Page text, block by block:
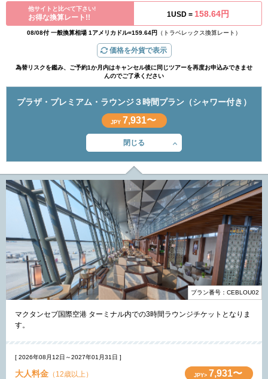
他サイトと比べて下さい!
お得な換算レート!! 1USD = 158.64円
08/08付 一般換算相場 1アメリカドル=159.64円 （トラベレックス換算レート）
価格を外貨で表示
為替リスクを鑑み、ご予約1か月内はキャンセル後に同じツアーを再度お申込みできませ
んのでご了承ください
プラザ・プレミアム・ラウンジ３時間プラン（シャワー付き）
JPY 7,931〜
閉じる
プラン番号：CEBLOU02
マクタンセブ国際空港 ターミナル内での3時間ラウンジチケットとなりま
す。
[ 2026年08月12日～2027年01月31日 ]
大人料金 （12歳以上） JPY> 7,931〜